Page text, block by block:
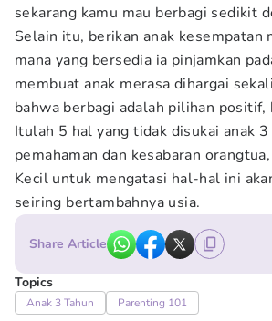
sekarang kamu mau berbagi sedikit
Selain itu, berikan anak kesempatan
mana yang bersedia ia pinjamkan
membuat anak merasa dihargai
bahwa berbagi adalah pilihan positif,
Itulah 5 hal yang tidak disukai anak
pemahaman dan kesabaran
Kecil untuk mengatasi hal-hal ini
seiring bertambahnya usia.
Share Article
Topics
Anak 3 Tahun Parenting 101